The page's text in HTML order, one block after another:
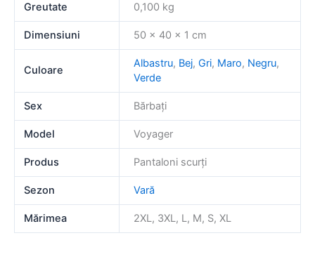
Greutate 0,100 kg
Dimensiuni 50 × 40 × 1 cm
Culoare
Albastru, Bej, Gri, Maro, Negru,
Verde
Sex Bărbați
Model Voyager
Produs Pantaloni scurţi
Sezon Vară
Mărimea 2XL, 3XL, L, M, S, XL